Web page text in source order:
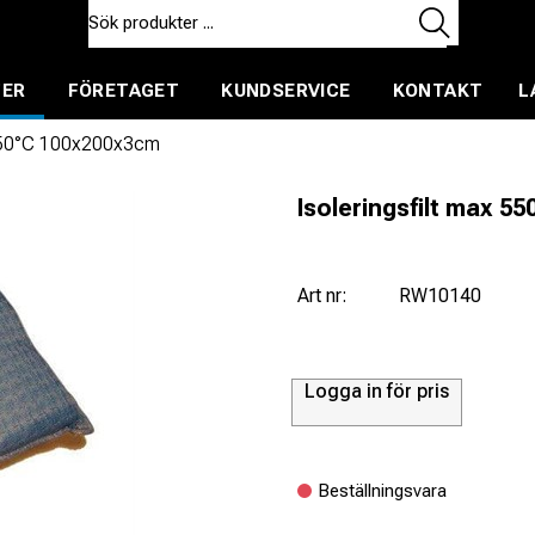
FÖRETAGET KUNDSERVICE KONTAKT
100x200x3cm
Isoleringsfilt max
Art nr: RW10140
Logga in för pris
Beställningsvara